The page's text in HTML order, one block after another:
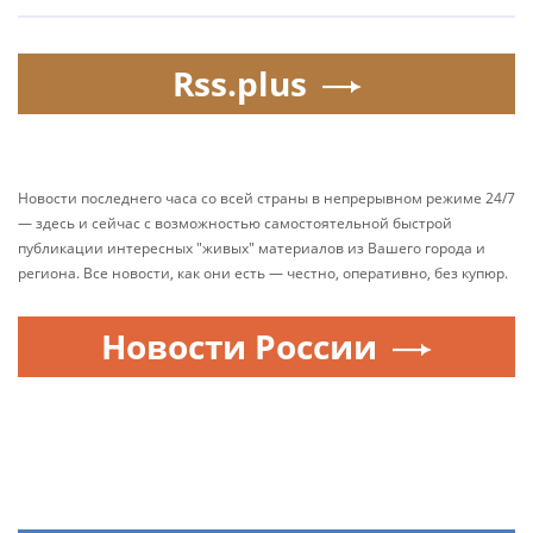
Rss.plus
Новости последнего часа со всей страны в непрерывном режиме 24/7
— здесь и сейчас с возможностью самостоятельной быстрой
публикации интересных "живых" материалов из Вашего города и
региона. Все новости, как они есть — честно, оперативно, без купюр.
Новости России